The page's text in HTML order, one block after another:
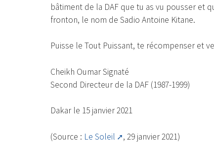
bâtiment de la DAF que tu as vu pousser et
fronton, le nom de Sadio Antoine Kitane.
Puisse le Tout Puissant, te récompenser et
Cheikh Oumar Signaté
Second Directeur de la DAF (1987-1999)
Dakar le 15 janvier 2021
(Source : Le Soleil , 29 janvier 2021)